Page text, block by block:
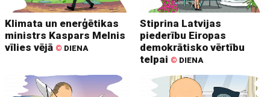
Klimata un enerģētikas
ministrs Kaspars Melnis
vīlies vējā © DIENA
Stiprina Latvijas
piederību Eiropas
demokrātisko vērtību
telpai © DIENA